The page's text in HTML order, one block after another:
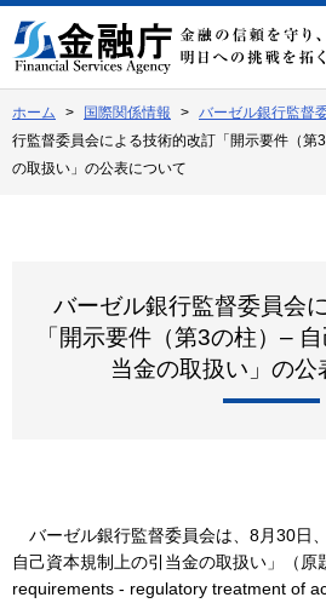
文
へ
動
ホーム 国際関係情報 バーゼル銀行監督
行監督委員会による技術的改訂「開示要件（第
の取扱い」の公表について
バーゼル銀行監督委員会
「開示要件（第3の柱）–
当金の取扱い」の公
バーゼル銀行監督委員会は、8月30日
自己資本規制上の引当金の取扱い」（
requirements - regulatory treatment of